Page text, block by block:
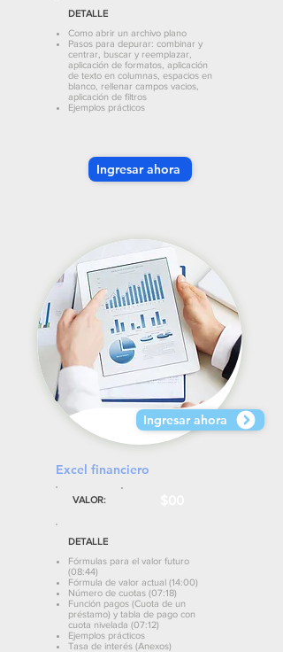
DETALLE
Como abrir un archivo plano
Pasos para depurar: combinar y
centrar, buscar y reemplazar,
aplicación de formatos, aplicación
de texto en columnas, espacios en
blanco, rellenar campos vacios,
aplicación de filtros
Ejemplos prácticos
Ingresar ahora
Excel financiero
VALOR:
DETALLE
Fórmulas para el valor futuro
(08:44)
Fórmula de valor actual (14:00)
Número de cuotas (07:18)
Función pagos (Cuota de un
préstamo) y tabla de pago con
cuota nivelada (07:12)
Ejemplos prácticos
Tasa de interés (Anexos)
Ingresar ahora